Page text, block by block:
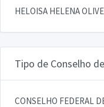
HELOISA HELENA
Tipo de Conselho
CONSELHO FEDERAL